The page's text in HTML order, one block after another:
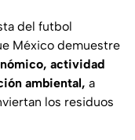
del futbol
México demuestre
actividad
ambiental, a
los residuos